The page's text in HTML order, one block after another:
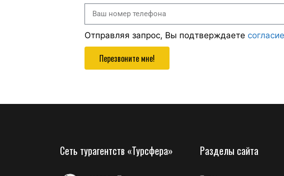
Отправляя запрос, Вы подтверждаете
Перезвоните мне!
Сеть турагентств «Турсфера» Разделы сайта